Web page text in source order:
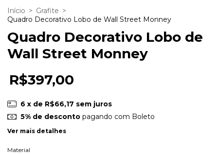
Início > Grafite >
Quadro Decorativo Lobo de Wall Street Monney
Quadro Decorativo Lobo de
Wall Street Monney
R$397,00
6 x de R$66,17 sem juros
5% de descontopagando com Boleto
Ver mais detalhes
Material